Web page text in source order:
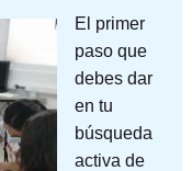
El primer
paso que
debes dar
en tu
búsqueda
activa de